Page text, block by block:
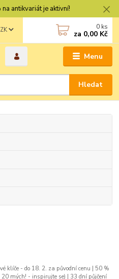
antikvariát je aktivní!
Menu
Hledat
0 ks
za 0,00 Kč
klíče - do 18. 2. za původní cenu | 50 %
mých! - inspirujte se) | 33 dní půjčení